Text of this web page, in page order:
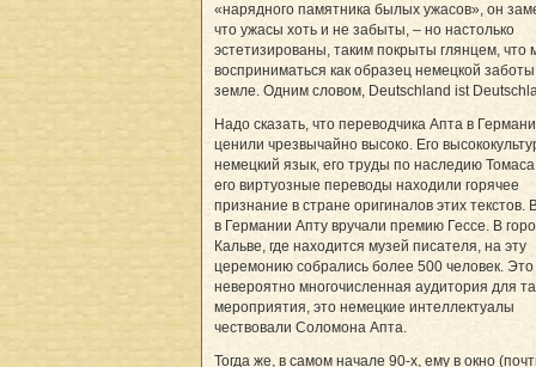
«нарядного памятника былых ужасов», он
что ужасы хоть и не забыты, – но настолько
эстетизированы, таким покрыты глянцем, что
восприниматься как образец немецкой
земле. Одним словом, Deutschland ist
Надо сказать, что переводчика Апта в
ценили чрезвычайно высоко. Его
немецкий язык, его труды по наследию
его виртуозные переводы находили горячее
признание в стране оригиналов этих текстов.
в Германии Апту вручали премию Гессе. В
Кальве, где находится музей писателя, на эту
церемонию собрались более 500 человек. Это
невероятно многочисленная аудитория для
мероприятия, это немецкие интеллектуалы
чествовали Соломона Апта.
Тогда же, в самом начале 90-х, ему в окно